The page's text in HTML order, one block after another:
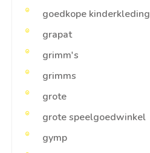
goedkope kinderkleding
grapat
grimm's
grimms
grote
grote speelgoedwinkel
gymp